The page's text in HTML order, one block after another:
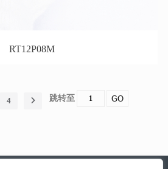
RT12P08M
4 跳转至 GO